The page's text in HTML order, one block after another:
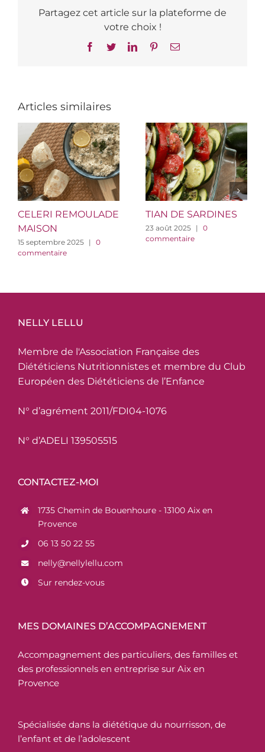
Partagez cet article sur la plateforme de
votre choix !
Facebook
TwitterLinkedInPinterestEmail
Articles similaires
CELERI REMOULADE
MAISON
15 septembre 2025 | 0
commentaire
TIAN DE SARDINES
23 août 2025 | 0
commentaire
NELLY LELLU
Membre de l'Association Française des
Diététiciens Nutritionnistes et membre du Club
Européen des Diététiciens de l’Enfance
N° d’agrément 2011/FDI04-1076
N° d’ADELI 139505515
CONTACTEZ-MOI
1735 Chemin de Bouenhoure - 13100 Aix en
Provence
06 13 50 22 55
nelly@nellylellu.com
Sur rendez-vous
MES DOMAINES D’ACCOMPAGNEMENT
Accompagnement des particuliers, des familles et
des professionnels en entreprise sur Aix en
Provence
Spécialisée dans la diététique du nourrisson, de
l’enfant et de l’adolescent